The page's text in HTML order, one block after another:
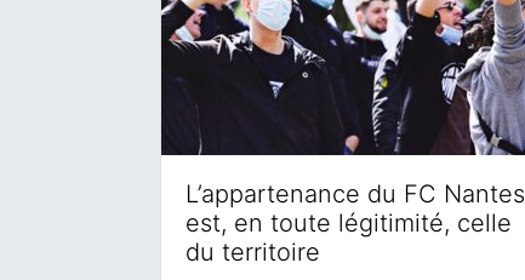
L’appartenance du FC Nantes
est, en toute légitimité, celle
du territoire